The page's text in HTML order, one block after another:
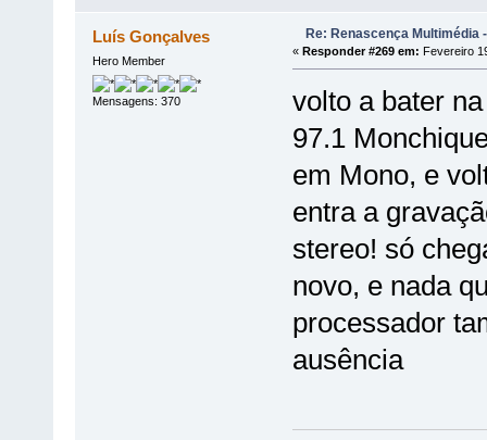
Luís Gonçalves
Hero Member
Mensagens: 370
Re: Renascença Multimédia
« Responder #269 em: Fevereiro
volto a bater
97.1
em Mono, e
entra a
stereo! só
novo, e nada
processador
ausência